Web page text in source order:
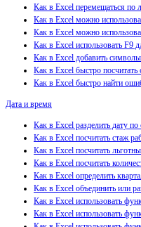
Как в Excel перемещаться по
Как в Excel можно
Как в Excel можно
Как в Excel использовать F9
Как в Excel добавить
Как в Excel быстро
Как в Excel быстро найти
Дата и время
Как в Excel разделить дату по
Как в Excel посчитать стаж
Как в Excel посчитать
Как в Excel посчитать
Как в Excel определить
Как в Excel объединить или
Как в Excel использовать
Как в Excel использовать